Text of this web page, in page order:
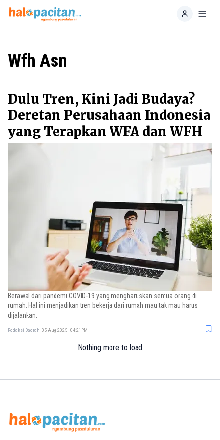
Home
Wfh Asn
Dulu Tren, Kini Jadi Budaya?
Deretan Perusahaan Indonesia
yang Terapkan WFA dan WFH
Berawal dari pandemi COVID-19 yang mengharuskan semua orang di
rumah. Hal ini menjadikan tren bekerja dari rumah mau tak mau harus
dijalankan.
Redaksi Daerah 05 Aug 2025 - 04:21PM
Nothing more to load